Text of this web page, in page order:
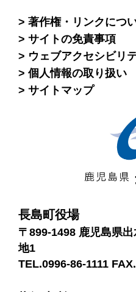
著作権・リンクにつ
サイトの免責事項
ウェブアクセシビリ
個人情報の取り扱い
サイトマップ
長島町役場
〒899-1498 鹿児島県
地1
TEL.0996-86-1111